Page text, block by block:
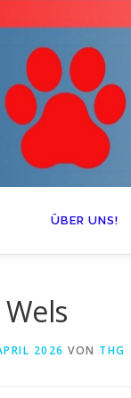
ÜBER UNS!
2026 VON THG